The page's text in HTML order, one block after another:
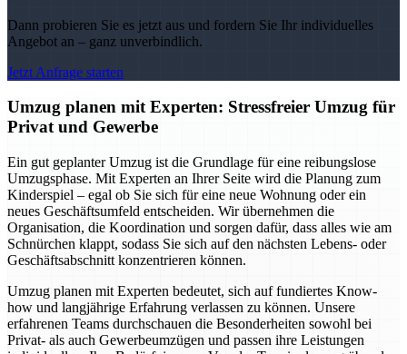
Dann probieren Sie es jetzt aus und fordern Sie Ihr individuelles
Angebot an – ganz unverbindlich.
Jetzt Anfrage starten
Umzug planen mit Experten: Stressfreier Umzug für
Privat und Gewerbe
Ein gut geplanter Umzug ist die Grundlage für eine reibungslose
Umzugsphase. Mit Experten an Ihrer Seite wird die Planung zum
Kinderspiel – egal ob Sie sich für eine neue Wohnung oder ein
neues Geschäftsumfeld entscheiden. Wir übernehmen die
Organisation, die Koordination und sorgen dafür, dass alles wie am
Schnürchen klappt, sodass Sie sich auf den nächsten Lebens- oder
Geschäftsabschnitt konzentrieren können.
Umzug planen mit Experten bedeutet, sich auf fundiertes Know-
how und langjährige Erfahrung verlassen zu können. Unsere
erfahrenen Teams durchschauen die Besonderheiten sowohl bei
Privat- als auch Gewerbeumzügen und passen ihre Leistungen